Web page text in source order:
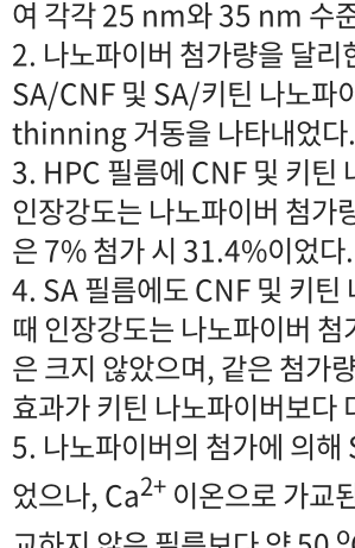
여 각각 25 nm와 35 nm 수
2. 나노파이버 첨가량을 달
SA/CNF 및 SA/키틴 나노파
thinning 거동을 나타내었다.
3. HPC 필름에 CNF 및 키틴
인장강도는 나노파이버 첨가
은 7% 첨가 시 31.4%이었다.
4. SA 필름에도 CNF 및 키
때 인장강도는 나노파이버
은 크지 않았으며, 같은 첨가
효과가 키틴 나노파이버보다
5. 나노파이버의 첨가에 의
었으나, Ca2+ 이온으로가교
o